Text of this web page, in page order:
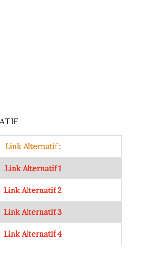
Link Alternatif :
Link Alternatif 1
Link Alternatif 2
Link Alternatif 3
Link Alternatif 4